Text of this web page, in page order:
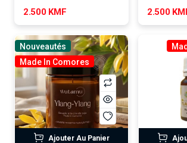
2.500 KMF
2.500
Nouveautés
Made In Comores
Ajouter Au Panier